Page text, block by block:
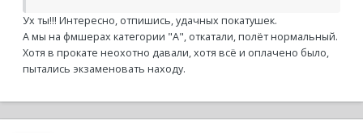
Ух ты!!! Интересно, отпишись, удачных покатушек.
А мы на фмшерах категории "А", откатали, полёт нормальный.
Хотя в прокате неохотно давали, хотя всё и оплачено было,
пытались экзаменовать находу.